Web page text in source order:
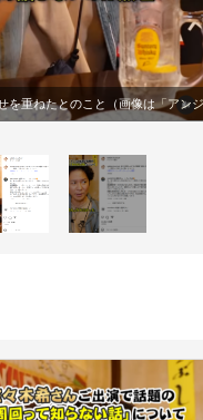
を重ねたとのこと（画像は「アンジ